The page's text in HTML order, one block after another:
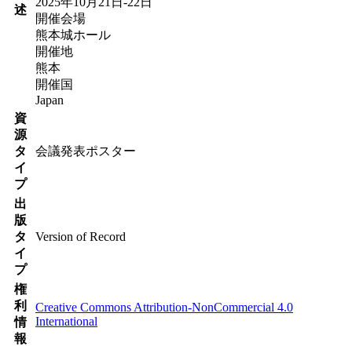
述
開催会場
熊本城ホール
開催地
熊本
開催国
Japan
資
源
タ
イ
プ
会議発表ポスター
出
版
タ
イ
プ
Version of Record
権
利
情
報
Creative Commons Attribution-NonCommercial 4.0
International